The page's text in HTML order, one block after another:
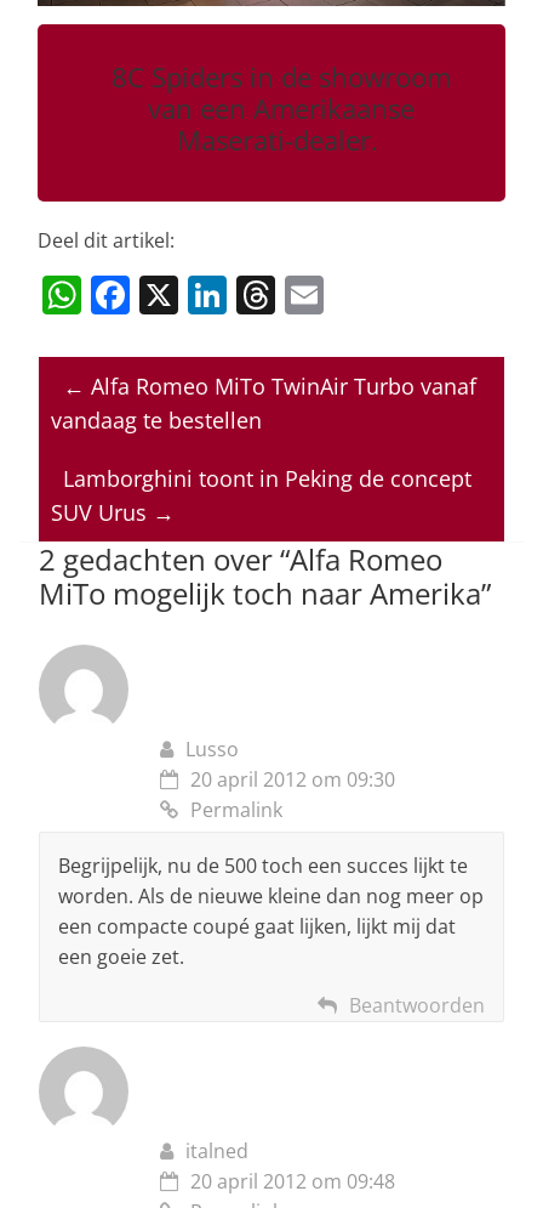
8C Spiders in de showroom
van een Amerikaanse
Maserati-dealer.
Deel dit artikel:
W
at
s
p
p
F
c
e
b
o
o
k
X Li
k
e
n
T
re
a
s
ai
l
← Alfa Romeo MiTo TwinAir Turbo vanaf
vandaag te bestellen
Lamborghini toont in Peking de concept
SUV Urus →
2 gedachten over “Alfa Romeo
MiTo mogelijk toch naar Amerika”
Lusso
20 april 2012 om 09:30
Permalink
Begrijpelijk, nu de 500 toch een succes lijkt te
worden. Als de nieuwe kleine dan nog meer op
een compacte coupé gaat lijken, lijkt mij dat
een goeie zet.
Beantwoorden
italned
20 april 2012 om 09:48